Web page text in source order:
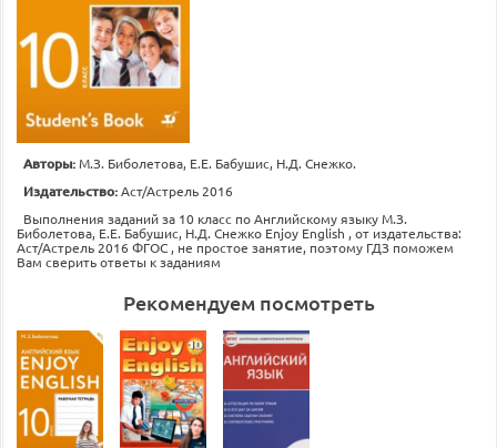
Авторы:М.З. Биболетова, Е.Е. Бабушис, Н.Д. Снежко.
Издательство:Аст/Астрель 2016
Выполнения заданий за 10 класс по Английскому языку М.З.
Биболетова, Е.Е. Бабушис, Н.Д. Снежко Enjoy English , от издательства:
Аст/Астрель 2016 ФГОС , не простое занятие, поэтому ГДЗ поможем
Вам сверить ответы к заданиям
Рекомендуем посмотреть